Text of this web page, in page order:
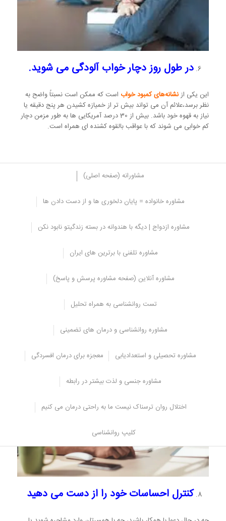
در طول روز دچار خواب آلودگی می شوید.
این یکی ازنشانه‌های کمبود خواب است که ممکن است نسبتاً واضح به
نظر برسد،علائم آن می تواند بیش تر از خمیازه کشیدن هر پنج دقیقه یا
نیاز به قهوه خود باشد. بیش از 30 درصد آمریکایی ها به طور مزمن دچار
کم خوابی می شوند که با عواقب بالقوه کشنده ای همراه است.
مشاورانه (صفحه اصلی)
مشاوره خانواده = پایان دلخوری ها و از دست دادن ها
مشاوره ازدواج | دیگه با هندوانه در بسته زندگیتو نابود نکن
مشاوره تلفنی با برترین های ایران
مشاوره آنلاین (صفحه مشاوره پرسش و پاسخ)
تست روانشناسی به همراه تحلیل
مشاوره روانشناسی و درمان های تضمینی
مشاوره تحصیلی و استعدادیابی معجزه برای درمان افسردگی
مشاوره جنسی و لذت بیشتر در رابطه
اختلال روان ترسناک نیست ما به راحتی درمان می کنیم
کلیپ روانشناسی
خستگی می تواند عامل مهمی در رابطه با عدم تمایل شما به رابطه جنسی
باشد. طبق گفته کلینیک مایو، زنانی که درگیر مراقبت از کودکان و والدین
سالخورده هستند، اغلب گزارش می‌دهند که در پایان روز بیش از حد
اکثر بزرگسالان به هفت تا نه ساعت خواب نیاز دارند و به نظر می رسد
فزاینده ای عامل مهمی در افزایش ساعات خواب است.
هورمونی که مسئول تنظیم خواب است را سرکوب می کند، بلکه باعث می
را افزایش داده و به خواب رفتن را سخت‌تر می‌کند.
کنترل احساسات خود را از دست می دهید